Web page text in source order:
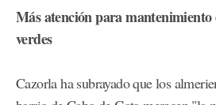
Más atención para mantenimiento
verdes
Cazorla ha subrayado que los